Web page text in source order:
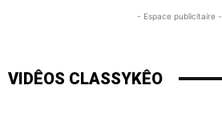
- Espace publicitaire -
VIDÊOS CLASSYKÊO